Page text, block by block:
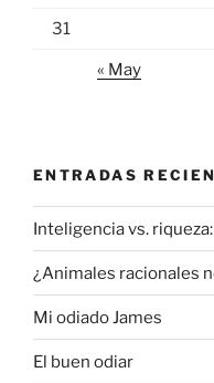
31
« May
ENTRADAS
Inteligencia vs.
¿Animales racionales
Mi odiado James
El buen odiar